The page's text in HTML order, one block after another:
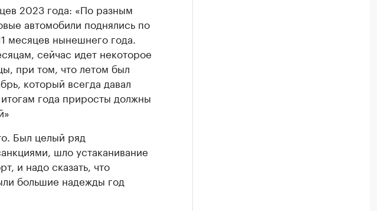
2023 года: «По разным
автомобили поднялись по
месяцев нынешнего года.
сейчас идет некоторое
при том, что летом был
который всегда давал
года приросты должны
Был целый ряд
шло устаканивание
и надо сказать, что
большие надежды год